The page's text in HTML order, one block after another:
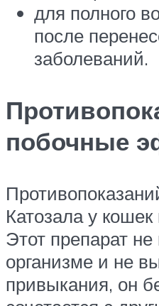
для полного
после
заболеваний.
побочные
Катозала у
Этот препарат
организме и не
привыкания, он